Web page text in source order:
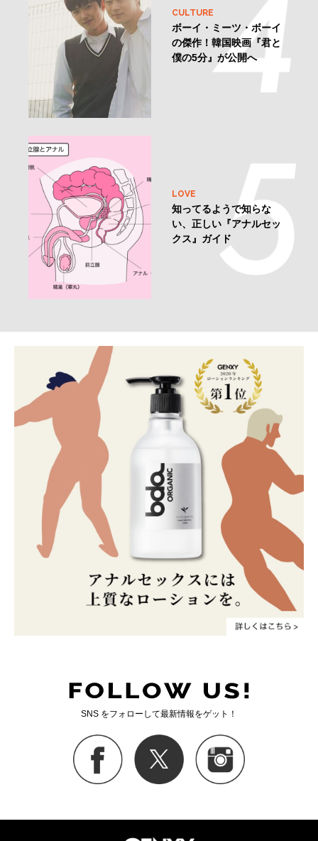
CULTURE
ボーイ・ミーツ・ボーイ
の傑作！韓国映画『君と
僕の5分』が公開へ
LOVE
知ってるようで知らな
い、正しい『アナルセッ
クス』ガイド
SNS をフォローして最新情報をゲット！